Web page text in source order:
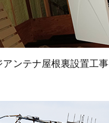
アンテナ屋根裏設置工事